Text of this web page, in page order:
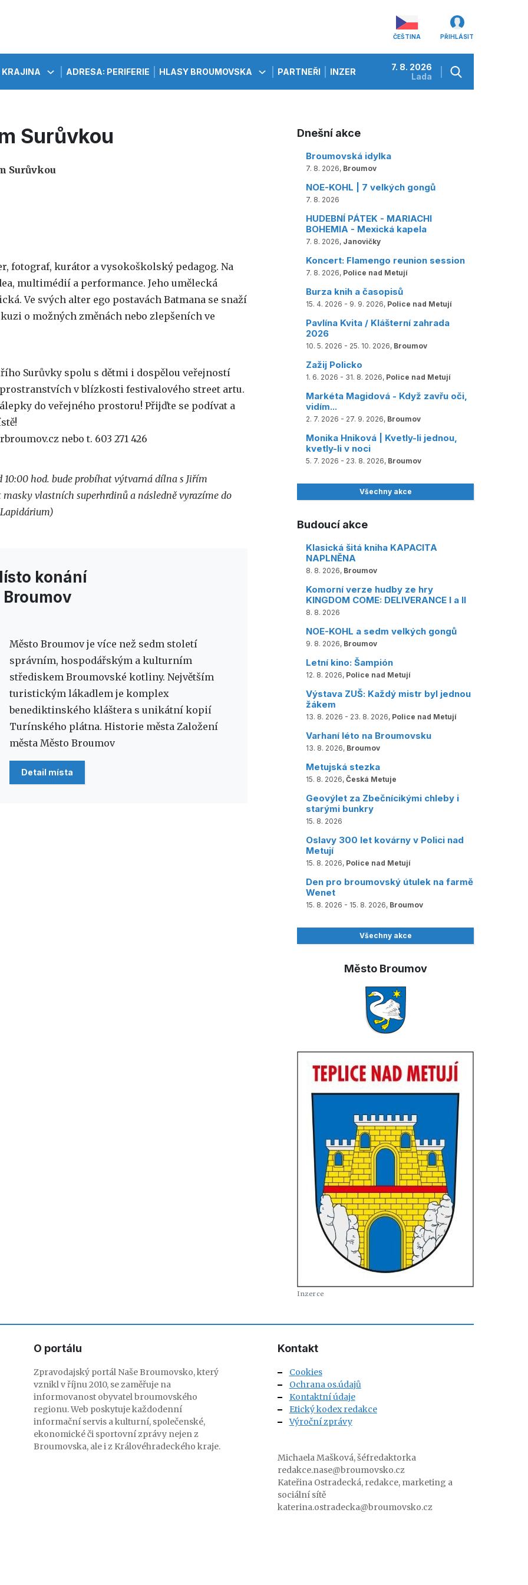
Surůvkou
Surůvkou
fotograf, kurátor a vysokoškolský pedagog. Na
multimédií a performance. Jeho umělecká
Ve svých alter ego postavách Batmana se snaží
o možných změnách nebo zlepšeních ve
Surůvky spolu s dětmi i dospělou veřejností
prostranstvích v blízkosti festivalového street artu.
do veřejného prostoru! Přijďte se podívat a
nebo t. 603 271 426
10:00 hod. bude probíhat výtvarná dílna s Jiřím
masky vlastních superhrdinů a následně vyrazíme do
konání
Broumov
Město Broumov je více než sedm století
správním, hospodářským a kulturním
střediskem Broumovské kotliny. Největším
turistickým lákadlem je komplex
benediktinského kláštera s unikátní kopií
Turínského plátna. Historie města Založení
města Město Broumov
Detail místa
Dnešní akce
Broumovská idylka
7. 8. 2026, Broumov
NOE-KOHL | 7 velkých gongů
7. 8. 2026
HUDEBNÍ PÁTEK - MARIACHI
BOHEMIA - Mexická kapela
7. 8. 2026, Janovičky
Koncert: Flamengo reunion session
7. 8. 2026, Police nad Metují
Burza knih a časopisů
15. 4. 2026 - 9. 9. 2026, Police nad Metují
Pavlína Kvita / Klášterní zahrada
2026
10. 5. 2026 - 25. 10. 2026, Broumov
Zažij Policko
1. 6. 2026 - 31. 8. 2026, Police nad Metují
Markéta Magidová - Když zavřu oči,
vidím...
2. 7. 2026 - 27. 9. 2026, Broumov
Monika Hniková | Kvetly-li jednou,
kvetly-li v noci
5. 7. 2026 - 23. 8. 2026, Broumov
Všechny akce
Budoucí akce
Klasická šitá kniha KAPACITA
NAPLNĚNA
8. 8. 2026, Broumov
Komorní verze hudby ze hry
KINGDOM COME: DELIVERANCE I a II
8. 8. 2026
NOE-KOHL a sedm velkých gongů
9. 8. 2026, Broumov
Letní kino: Šampión
12. 8. 2026, Police nad Metují
Výstava ZUŠ: Každý mistr byl jednou
žákem
13. 8. 2026 - 23. 8. 2026, Police nad Metují
Varhaní léto na Broumovsku
13. 8. 2026, Broumov
Metujská stezka
15. 8. 2026, Česká Metuje
Geovýlet za Zbečnícikými chleby i
starými bunkry
15. 8. 2026
Oslavy 300 let kovárny v Polici nad
Metují
15. 8. 2026, Police nad Metují
Den pro broumovský útulek na farmě
Wenet
15. 8. 2026 - 15. 8. 2026, Broumov
Všechny akce
Město Broumov
KRAJINA ADRESA: PERIFERIE HLASY BROUMOVSKA PARTNEŘI INZERCE
7. 8. 2026
Lada
ČEŠTINA PŘIHLÁSIT
O portálu
Zpravodajský portál Naše Broumovsko, který
vznikl v říjnu 2010, se zaměřuje na
informovanost obyvatel broumovského
regionu. Web poskytuje každodenní
informační servis a kulturní, společenské,
ekonomické či sportovní zprávy nejen z
Broumovska, ale i z Královéhradeckého kraje.
Kontakt
Cookies
Ochrana os.údajů
Kontaktní údaje
Etický kodex redakce
Výroční zprávy
Michaela Mašková, šéfredaktorka
redakce.nase@broumovsko.cz
Kateřina Ostradecká, redakce, marketing a
sociální sítě
katerina.ostradecka@broumovsko.cz